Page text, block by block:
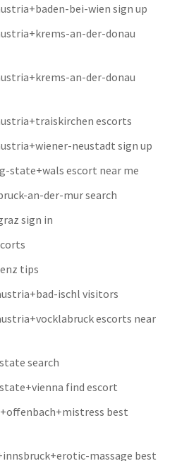
bei-wien sign up
an-der-donau
an-der-donau
escorts
neustadt sign up
state+wals escort near me
an-der-mur search
sign in
tips
ischl visitors
escorts near
search
find escort
best
massage best